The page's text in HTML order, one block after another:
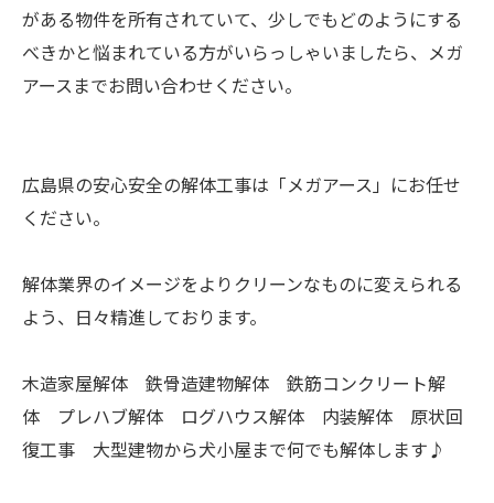
がある物件を所有されていて、少しでもどのようにする
べきかと悩まれている方がいらっしゃいましたら、メガ
アースまでお問い合わせください。
広島県の安心安全の解体工事は「メガアース」にお任せ
ください。
解体業界のイメージをよりクリーンなものに変えられる
よう、日々精進しております。
木造家屋解体 鉄骨造建物解体 鉄筋コンクリート解
体 プレハブ解体 ログハウス解体 内装解体 原状回
復工事 大型建物から犬小屋まで何でも解体します♪